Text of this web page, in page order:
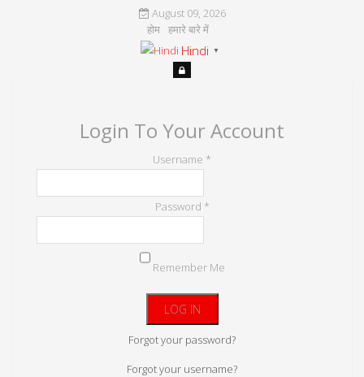
August 09, 2026
होम हमारे बारे में
Hindi ▼
Login To Your Account
Username *
Password *
Remember Me
Forgot your password?
Forgot your username?